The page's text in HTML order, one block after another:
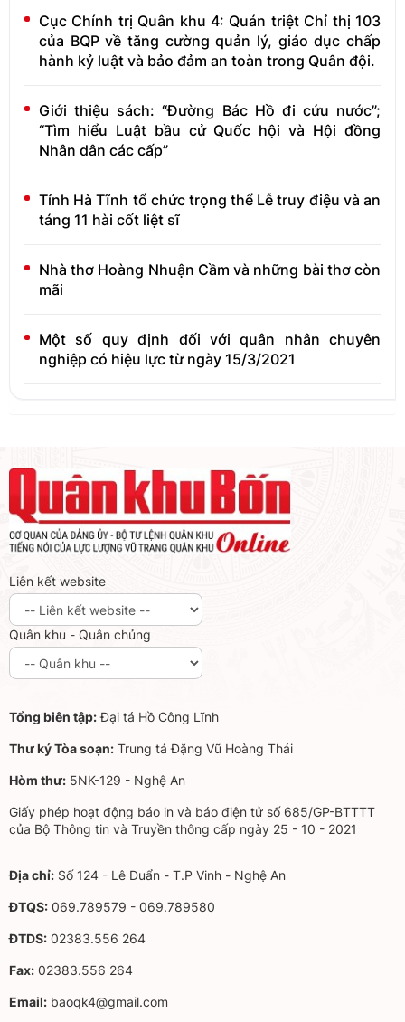
Cục Chính trị Quân khu 4: Quán triệt Chỉ thị 103
của BQP về tăng cường quản lý, giáo dục chấp
hành kỷ luật và bảo đảm an toàn trong Quân đội.
Giới thiệu sách: “Đường Bác Hồ đi cứu nước”;
“Tìm hiểu Luật bầu cử Quốc hội và Hội đồng
Nhân dân các cấp”
Tỉnh Hà Tĩnh tổ chức trọng thể Lễ truy điệu và an
táng 11 hài cốt liệt sĩ
Nhà thơ Hoàng Nhuận Cầm và những bài thơ còn
mãi
Một số quy định đối với quân nhân chuyên
nghiệp có hiệu lực từ ngày 15/3/2021
Liên kết website
Quân khu - Quân chủng
Tổng biên tập:Đại tá Hồ Công Lĩnh
Thư ký Tòa soạn: Trung tá Đặng Vũ Hoàng Thái
Hòm thư: 5NK-129 - Nghệ An
Giấy phép hoạt động báo in và báo điện tử số 685/GP-BTTTT
của Bộ Thông tin và Truyền thông cấp ngày 25 - 10 - 2021
Địa chỉ: Số 124 - Lê Duẩn - T.P Vinh - Nghệ An
ĐTQS: 069.789579 - 069.789580
ĐTDS: 02383.556 264
Fax: 02383.556 264
Email: baoqk4@gmail.com